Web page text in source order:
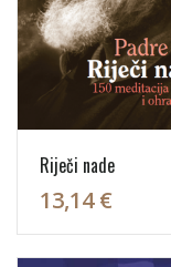
Riječi nade
13,14 €